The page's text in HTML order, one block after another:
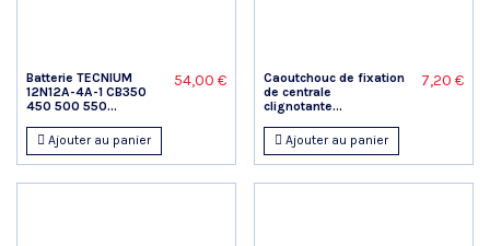
Batterie TECNIUM
12N12A-4A-1 CB350
450 500 550...
54,00 €
Ajouter au panier
Caoutchouc de fixation
de centrale
clignotante...
7,20 €
Ajouter au panier